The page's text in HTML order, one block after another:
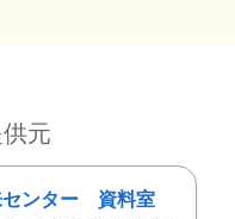
元
センター 資料室